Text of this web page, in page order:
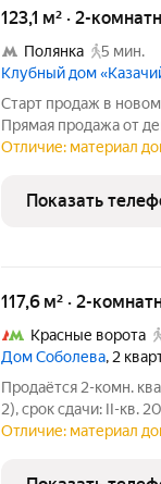
123,1 м² · 2-
Полянка
5 мин.
Клубный дом
Старт продаж в
Прямая продажа от
общей площадью 123.10 м.
вблизи
Отличие: материал
Показать
117,6 м² · 2-
Красные ворота
Дом Соболева, 2
Продаётся 2-комн.
2), срок сдачи: II-кв.
камерный жилой
создавался
Отличие: материал